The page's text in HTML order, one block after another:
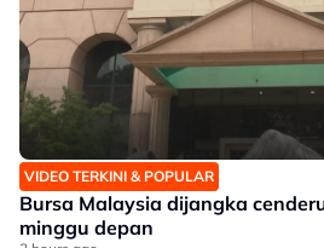
VIDEO TERKINI & POPULAR
Bursa Malaysia dijangka
minggu depan